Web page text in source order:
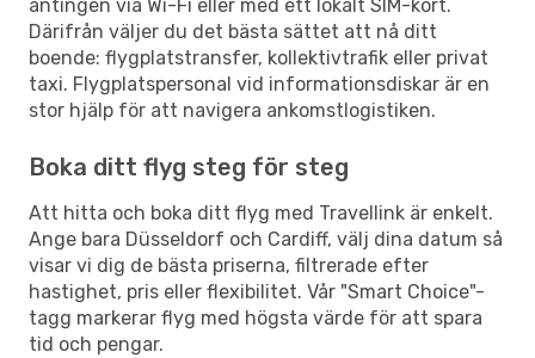
antingen via Wi-Fi eller med ett lokalt SIM-kort.
Därifrån väljer du det bästa sättet att nå ditt
boende: flygplatstransfer, kollektivtrafik eller privat
taxi. Flygplatspersonal vid informationsdiskar är en
stor hjälp för att navigera ankomstlogistiken.
Boka ditt flyg steg för steg
Att hitta och boka ditt flyg med Travellink är enkelt.
Ange bara Düsseldorf och Cardiff, välj dina datum så
visar vi dig de bästa priserna, filtrerade efter
hastighet, pris eller flexibilitet. Vår "Smart Choice"-
tagg markerar flyg med högsta värde för att spara
tid och pengar.